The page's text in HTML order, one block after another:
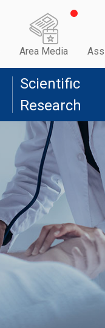
Area Media
Scientific
Research